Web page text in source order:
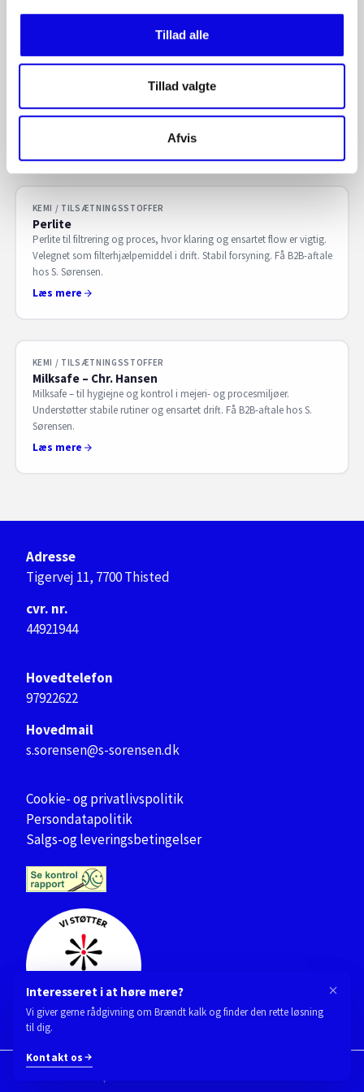
Tillad alle
Tillad valgte
Afvis
KEMI / TILSÆTNINGSSTOFFER
Propylenglycol
Propylenglycol til proces og formulering, hvor fugt, viskositet og
hos S. Sørensen.
KEMI / TILSÆTNINGSSTOFFER
Perlite
Perlite til filtrering og proces, hvor klaring og ensartet flow er vigtig.
Velegnet som filterhjælpemiddel i drift. Stabil forsyning. Få B2B-aftale
hos S. Sørensen.
Læs mere
KEMI / TILSÆTNINGSSTOFFER
Milksafe – Chr. Hansen
Milksafe – til hygiejne og kontrol i mejeri- og procesmiljøer.
Understøtter stabile rutiner og ensartet drift. Få B2B-aftale hos S.
Sørensen.
Læs mere
Interesseret i at høre mere?
Vi giver gerne rådgivning om Brændt kalk og finder den rette løsning
til dig.
Kontakt os
Adresse
Tigervej 11, 7700 Thisted
cvr. nr.
44921944
Hovedtelefon
97922622
Hovedmail
s.sorensen@s-sorensen.dk
Cookie- og privatlivspolitik
Persondatapolitik
Salgs-og leveringsbetingelser